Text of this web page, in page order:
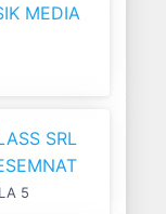
MEDIA
SRL
5